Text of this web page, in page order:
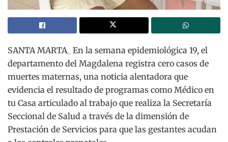
SANTA MARTA_ En la semana epidemiológica 19, el
departamento del Magdalena registra cero casos de
muertes maternas, una noticia alentadora que
evidencia el resultado de programas como Médico en
tu Casa articulado al trabajo que realiza la Secretaría
Seccional de Salud a través de la dimensión de
Prestación de Servicios para que las gestantes acudan